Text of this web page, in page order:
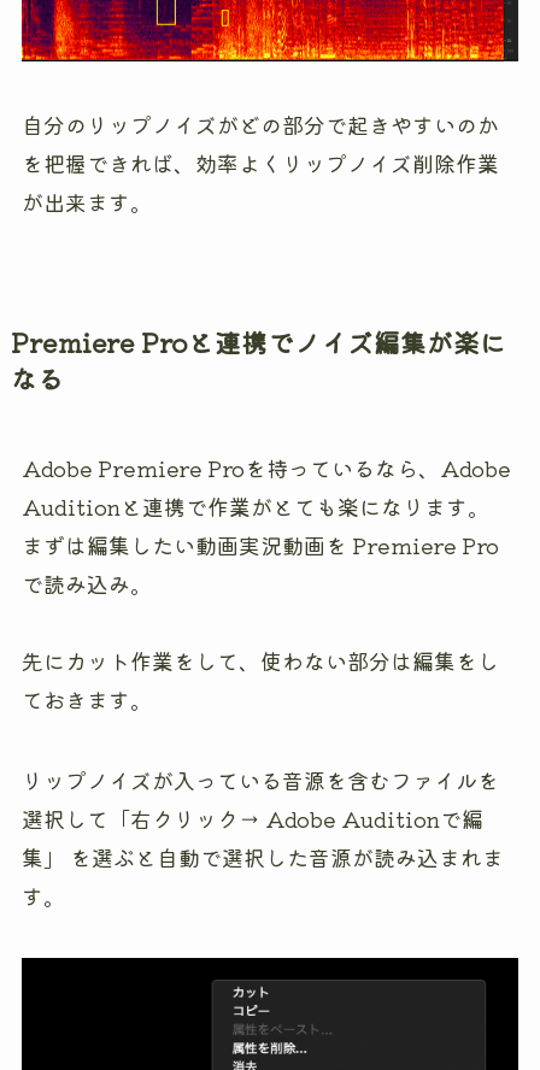
自分のリップノイズがどの部分で起きやすいのか
を把握できれば、効率よくリップノイズ削除作業
が出来ます。
Premiere Proと連携でノイズ編集が楽に
なる
Adobe Premiere Proを持っているなら、Adobe
Auditionと連携で作業がとても楽になります。
まずは編集したい動画実況動画を Premiere Pro
で読み込み。
先にカット作業をして、使わない部分は編集をし
ておきます。
リップノイズが入っている音源を含むファイルを
選択して「右クリック→ Adobe Auditionで編
集」 を選ぶと自動で選択した音源が読み込まれま
す。